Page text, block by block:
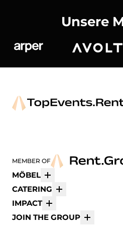
Unsere
MEMBER OF
MÖBEL
CATERING
IMPACT
JOIN THE GROUP